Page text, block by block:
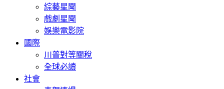
綜藝星聞
戲劇星聞
娛樂電影院
國際
川普對等關稅
全球必讀
社會